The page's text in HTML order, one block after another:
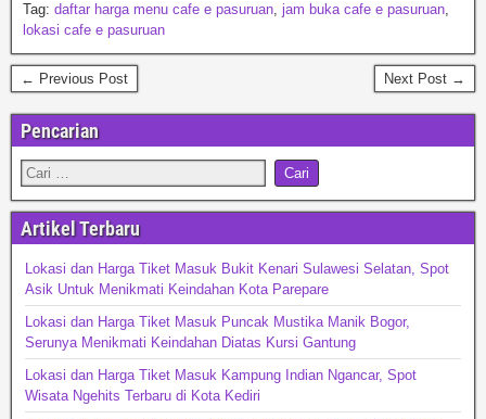
Tag: daftar harga menu cafe e pasuruan, jam buka cafe e pasuruan,
lokasi cafe e pasuruan
← Previous Post Next Post →
Pencarian
Artikel Terbaru
Lokasi dan Harga Tiket Masuk Bukit Kenari Sulawesi Selatan, Spot
Asik Untuk Menikmati Keindahan Kota Parepare
Lokasi dan Harga Tiket Masuk Puncak Mustika Manik Bogor,
Serunya Menikmati Keindahan Diatas Kursi Gantung
Lokasi dan Harga Tiket Masuk Kampung Indian Ngancar, Spot
Wisata Ngehits Terbaru di Kota Kediri